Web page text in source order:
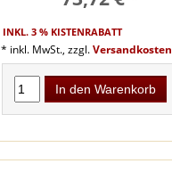
INKL. 3 % KISTENRABATT
* inkl. MwSt., zzgl.Versandkosten
In den Warenkorb